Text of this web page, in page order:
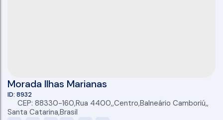
Morada Ilhas Marianas
8932
CEP: 88330-160,Rua 4400 ,Centro,Balneário Camboriú ,
Santa Catarina,Brasil